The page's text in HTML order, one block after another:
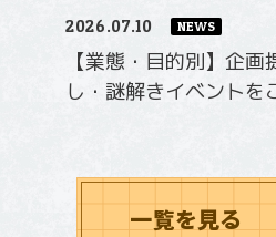
2026.07.10 NEWS
【業態・目的別】企
し・謎解きイベントを
一覧を見る